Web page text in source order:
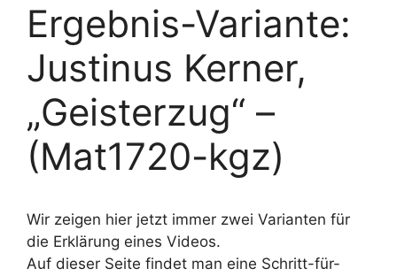
Ergebnis-Variante:
Justinus Kerner,
„Geisterzug“ –
(Mat1720-kgz)
Wir zeigen hier jetzt immer zwei Varianten für
die Erklärung eines Videos.
Auf dieser Seite findet man eine Schritt-für-